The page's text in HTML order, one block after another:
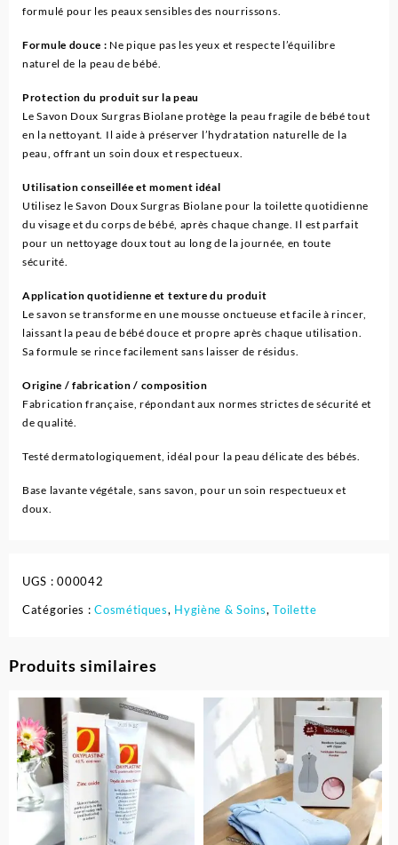
formulé pour les peaux sensibles des nourrissons.
Formule douce : Ne pique pas les yeux et respecte l’équilibre
naturel de la peau de bébé.
Protection du produit sur la peau
Le Savon Doux Surgras Biolane protège la peau fragile de bébé tout
en la nettoyant. Il aide à préserver l’hydratation naturelle de la
peau, offrant un soin doux et respectueux.
Utilisation conseillée et moment idéal
Utilisez le Savon Doux Surgras Biolane pour la toilette quotidienne
du visage et du corps de bébé, après chaque change. Il est parfait
pour un nettoyage doux tout au long de la journée, en toute
sécurité.
Application quotidienne et texture du produit
Le savon se transforme en une mousse onctueuse et facile à rincer,
laissant la peau de bébé douce et propre après chaque utilisation.
Sa formule se rince facilement sans laisser de résidus.
Origine / fabrication / composition
Fabrication française, répondant aux normes strictes de sécurité et
de qualité.
Testé dermatologiquement, idéal pour la peau délicate des bébés.
Base lavante végétale, sans savon, pour un soin respectueux et
doux.
UGS :000042
Catégories :Cosmétiques, Hygiène & Soins,Toilette
Produits similaires